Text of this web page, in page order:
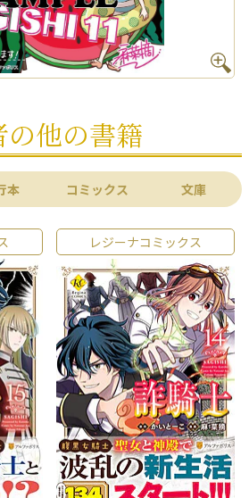
の他の書籍
本 コミックス 文庫
レジーナコミックス